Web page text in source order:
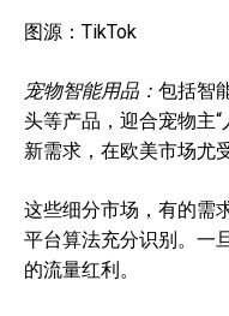
图源：TikTok
宠物智能用品： 包括智
头等产品，迎合宠物主
新需求，在欧美市场尤
这些细分市场，有的需
平台算法充分识别。一
的流量红利。